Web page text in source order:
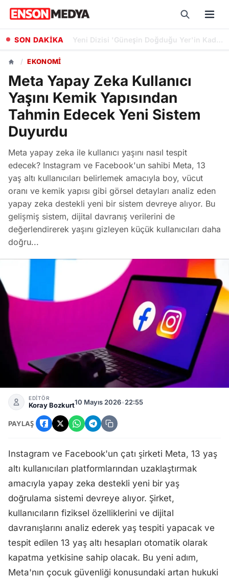
SON DAKİKA Özgür Özel Hakkında Rüşvet İddialarına Yönelik Dokunulmazlık Fezlekesi Düzenlendi
/ EKONOMI
Meta Yapay Zeka Kullanıcı
Yaşını Kemik Yapısından
Tahmin Edecek Yeni Sistem
Duyurdu
Meta yapay zeka ile kullanıcı yaşını nasıl tespit
edecek? Instagram ve Facebook'un sahibi Meta, 13
yaş altı kullanıcıları belirlemek amacıyla boy, vücut
oranı ve kemik yapısı gibi görsel detayları analiz eden
yapay zeka destekli yeni bir sistem devreye alıyor. Bu
gelişmiş sistem, dijital davranış verilerini de
değerlendirerek yaşını gizleyen küçük kullanıcıları daha
doğru...
Meta Yapay Zeka Kullanıcı Yaşını Kemik Yapısından
EDİTÖR
Koray Bozkurt10 Mayıs 2026•22:55
PAYLAŞ
Instagram ve Facebook'un çatı şirketi Meta, 13 yaş
altı kullanıcıları platformlarından uzaklaştırmak
amacıyla yapay zeka destekli yeni bir yaş
doğrulama sistemi devreye alıyor. Şirket,
kullanıcıların fiziksel özelliklerini ve dijital
davranışlarını analiz ederek yaş tespiti yapacak ve
tespit edilen 13 yaş altı hesapları otomatik olarak
kapatma yetkisine sahip olacak. Bu yeni adım,
Meta'nın çocuk güvenliği konusundaki artan hukuki